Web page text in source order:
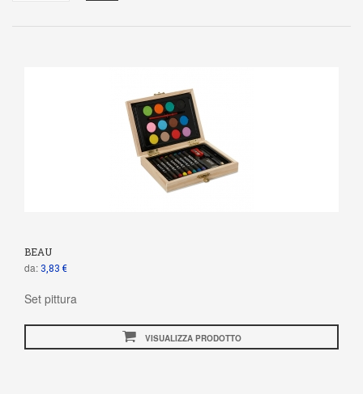
BEAU
da: 3,83 €
Set pittura
VISUALIZZA PRODOTTO